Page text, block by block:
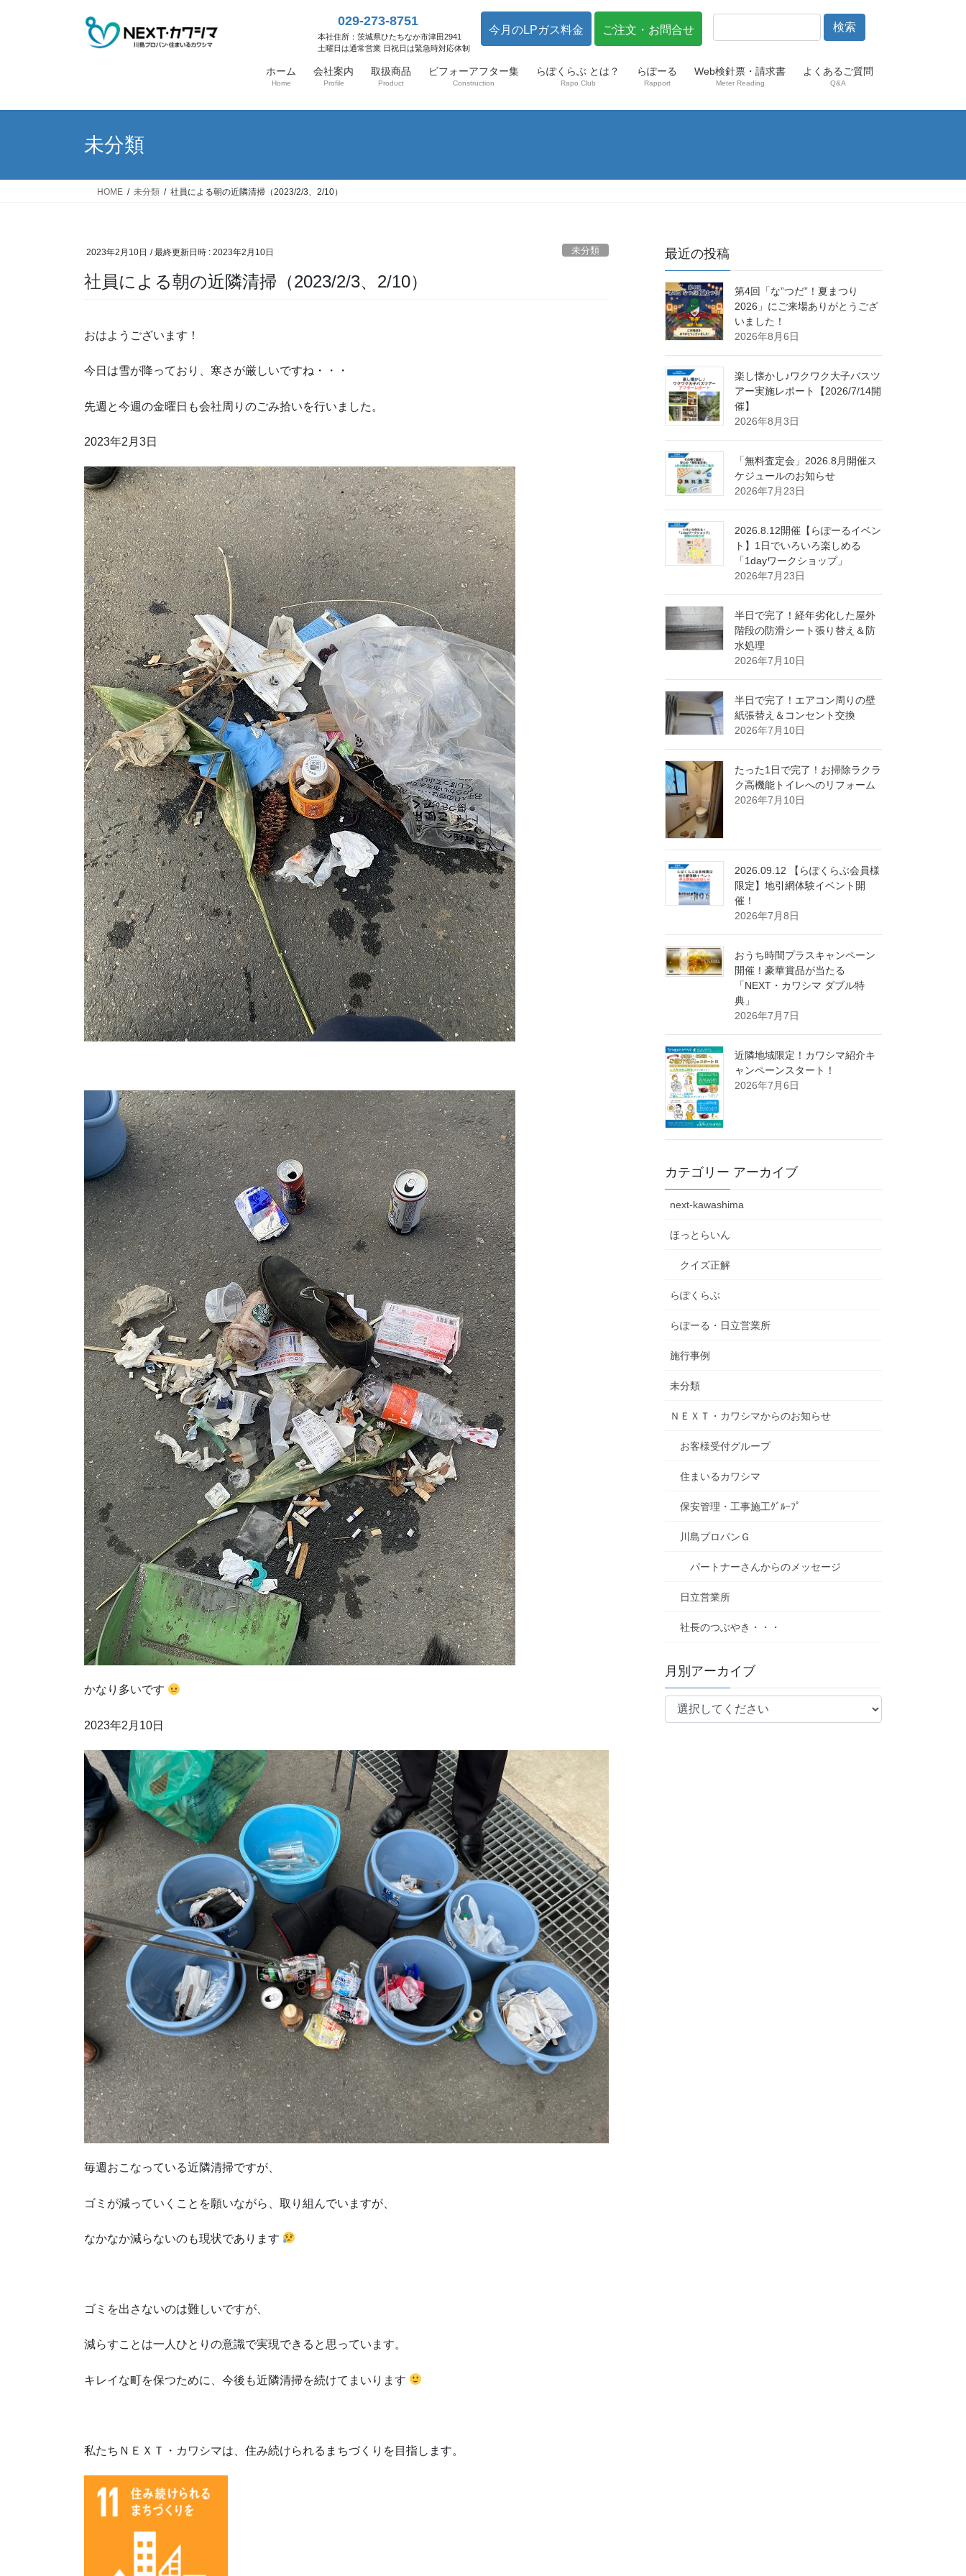
ス
ン
029-273-8751
本社住所：茨城県ひたちなか市津田2941
土曜日は通常営業 日祝日は緊急時対応体制
今月のLPガス料金 ご注文・お問合せ
ホーム
Home
会社案内
Profile
取扱商品
Product
ビフォーアフター集
Construction
らぽくらぶ とは？
Rapo Club
らぽーる
Rapport
Web検針票・請求書
Meter Reading
よくあるご質問
Q&A
未分類
HOME 未分類 社員による朝の近隣清掃（2023/2/3、2/10）
2023年2月10日 / 最終更新日時 : 2023年2月10日 未分類
社員による朝の近隣清掃（2023/2/3、2/10）
おはようございます！
今日は雪が降っており、寒さが厳しいですね・・・
先週と今週の金曜日も会社周りのごみ拾いを行いました。
2023年2月3日
かなり多いです
2023年2月10日
毎週おこなっている近隣清掃ですが、
ゴミが減っていくことを願いながら、取り組んでいますが、
なかなか減らないのも現状であります
ゴミを出さないのは難しいですが、
減らすことは一人ひとりの意識で実現できると思っています。
キレイな町を保つために、今後も近隣清掃を続けてまいります
私たちＮＥＸＴ・カワシマは、住み続けられるまちづくりを目指します。
最近の投稿
第4回「な”つだ”！夏まつり
2026」にご来場ありがとうござ
いました！
2026年8月6日
楽し懐かし♪ワクワク大子バスツ
アー実施レポート【2026/7/14開
催】
2026年8月3日
「無料査定会」2026.8月開催ス
ケジュールのお知らせ
2026年7月23日
2026.8.12開催【らぽーるイベン
ト】1日でいろいろ楽しめる
「1dayワークショップ」
2026年7月23日
半日で完了！経年劣化した屋外
階段の防滑シート張り替え＆防
水処理
2026年7月10日
半日で完了！エアコン周りの壁
紙張替え＆コンセント交換
2026年7月10日
たった1日で完了！お掃除ラクラ
ク高機能トイレへのリフォーム
2026年7月10日
2026.09.12 【らぽくらぶ会員様
限定】地引網体験イベント開
催！
2026年7月8日
おうち時間プラスキャンペーン
開催！豪華賞品が当たる
「NEXT・カワシマ ダブル特
典」
2026年7月7日
近隣地域限定！カワシマ紹介キ
ャンペーンスタート！
2026年7月6日
カテゴリー アーカイブ
next-kawashima
ほっとらいん
クイズ正解
らぽくらぶ
らぽーる・日立営業所
施行事例
未分類
ＮＥＸＴ・カワシマからのお知らせ
お客様受付グループ
住まいるカワシマ
保安管理・工事施工ｸﾞﾙｰﾌﾟ
川島プロパンＧ
パートナーさんからのメッセージ
日立営業所
社長のつぶやき・・・
月別アーカイブ